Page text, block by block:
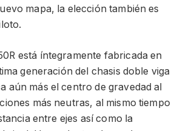
mapa, la elección también es
está íntegramente fabricada en
generación del chasis doble viga
aún más el centro de gravedad al
más neutras, al mismo tiempo
entre ejes así como la